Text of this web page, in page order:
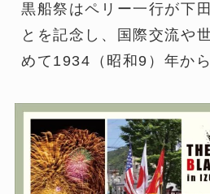
黒船祭はペリー一行が下
とを記念し、国際交流や
めて1934（昭和9）年か